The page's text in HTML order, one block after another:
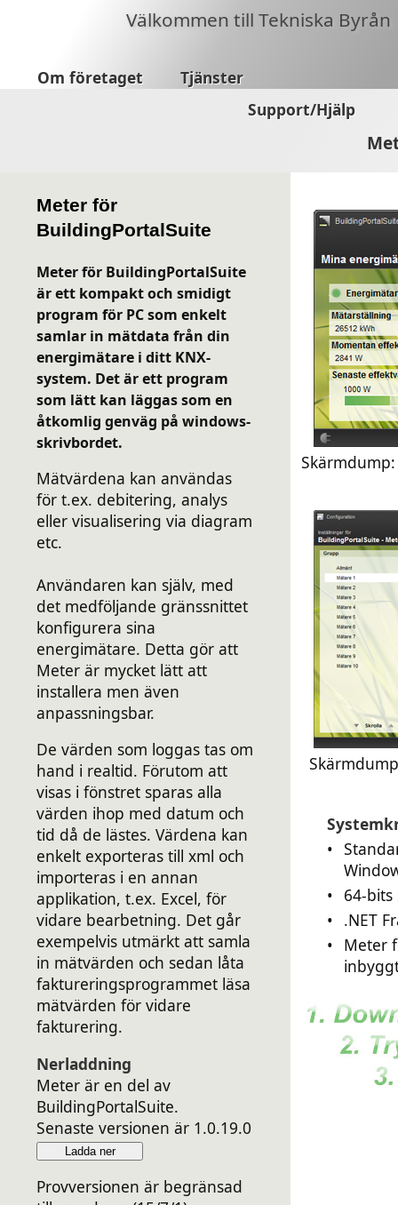
Välkommen till Tekniska Byrån
Om företaget
Tjänster
Support/Hjälp
Meter för
BuildingPortalSuite
Meter för BuildingPortalSuite
är ett kompakt och smidigt
program för PC som enkelt
samlar in mätdata från din
energimätare i ditt KNX-
system. Det är ett program
som lätt kan läggas som en
åtkomlig genväg på windows-
skrivbordet.
Mätvärdena kan användas
för t.ex. debitering, analys
eller visualisering via diagram
etc.
Användaren kan själv, med
det medföljande gränssnittet
konfigurera sina
energimätare. Detta gör att
Meter är mycket lätt att
installera men även
anpassningsbar.
De värden som loggas tas om
hand i realtid. Förutom att
visas i fönstret sparas alla
värden ihop med datum och
tid då de lästes. Värdena kan
enkelt exporteras till xml och
importeras i en annan
applikation, t.ex. Excel, för
vidare bearbetning. Det går
exempelvis utmärkt att samla
in mätvärden och sedan låta
faktureringsprogrammet läsa
mätvärden för vidare
fakturering.
Nerladdning
Meter är en del av
BuildingPortalSuite.
Senaste versionen är 1.0.19.0
Ladda ner
Provversionen är begränsad
•
• 64-bits
• .NET
• Meter